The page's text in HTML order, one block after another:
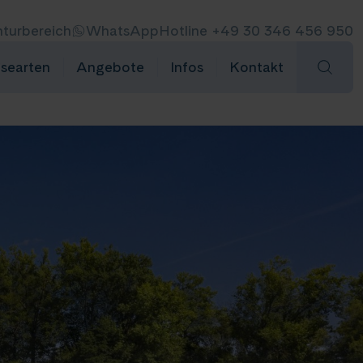
WhatsAppHotline +49 30 346 456 950
Angebote Infos Kontakt